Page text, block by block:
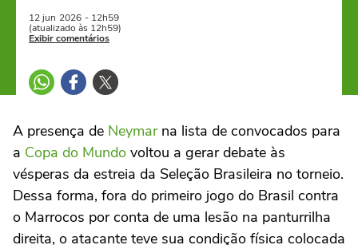
12 jun 2026 - 12h59
(atualizado às 12h59)
Exibir comentários
A presença de Neymarna lista de convocados para
a Copa do Mundo voltou a gerar debate às
vésperas da estreia da Seleção Brasileira no torneio.
Dessa forma, fora do primeiro jogo do Brasil contra
o Marrocos por conta de uma lesão na panturrilha
direita, o atacante teve sua condição física colocada